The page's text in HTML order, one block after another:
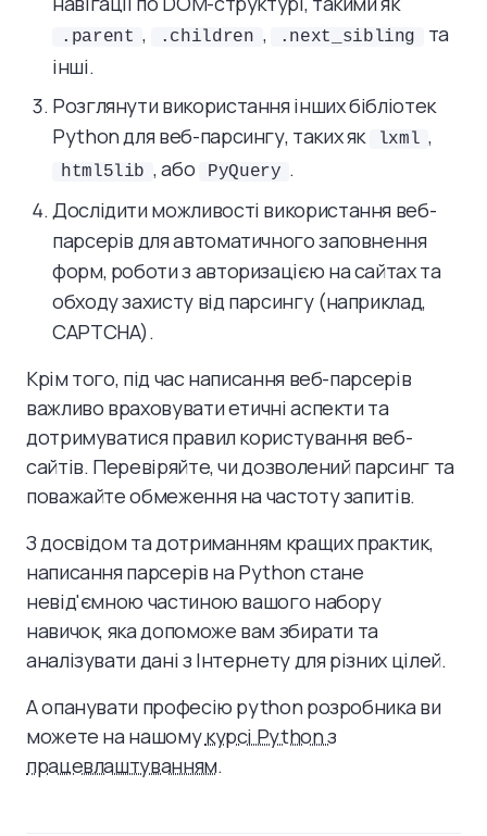
.parent , .children , .next_sibling
та
інші.
Розглянути використання інших бібліотек
Python для веб-парсингу, таких як
lxml ,
html5lib , або PyQuery .
Дослідити можливості використання веб-
парсерів для автоматичного заповнення
форм, роботи з авторизацією на сайтах та
обходу захисту від парсингу (наприклад,
CAPTCHA).
Крім того, під час написання веб-парсерів
важливо враховувати етичні аспекти та
дотримуватися правил користування веб-
сайтів. Перевіряйте, чи дозволений парсинг та
поважайте обмеження на частоту запитів.
З досвідом та дотриманням кращих практик,
написання парсерів на Python стане
невід'ємною частиною вашого набору
навичок, яка допоможе вам збирати та
аналізувати дані з Інтернету для різних цілей.
А опанувати професію python розробника ви
можете на нашомукурсі Python з
працевлаштуванням.